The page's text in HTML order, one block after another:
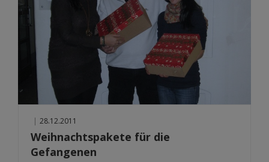
| 28.12.2011
Weihnachtspakete für die
Gefangenen